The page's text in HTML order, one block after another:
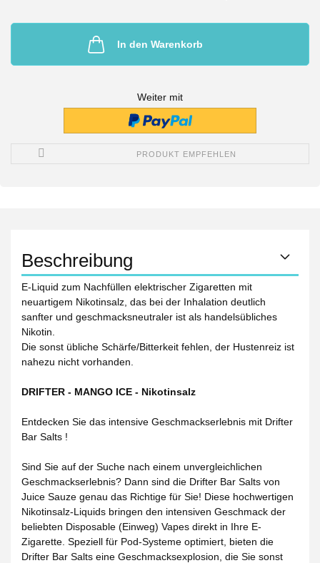
In den Warenkorb
Weiter mit
PRODUKT EMPFEHLEN
Beschreibung
E-Liquid zum Nachfüllen elektrischer Zigaretten mit
neuartigem Nikotinsalz, das bei der Inhalation deutlich
sanfter und geschmacksneutraler ist als handelsübliches
Nikotin.
Die sonst übliche Schärfe/Bitterkeit fehlen, der Hustenreiz ist
nahezu nicht vorhanden.
DRIFTER - MANGO ICE - Nikotinsalz
Entdecken Sie das intensive Geschmackserlebnis mit Drifter
Bar Salts !
Sind Sie auf der Suche nach einem unvergleichlichen
Geschmackserlebnis? Dann sind die Drifter Bar Salts von
Juice Sauze genau das Richtige für Sie! Diese hochwertigen
Nikotinsalz-Liquids bringen den intensiven Geschmack der
beliebten Disposable (Einweg) Vapes direkt in Ihre E-
Zigarette. Speziell für Pod-Systeme optimiert, bieten die
Drifter Bar Salts eine Geschmacksexplosion, die Sie sonst